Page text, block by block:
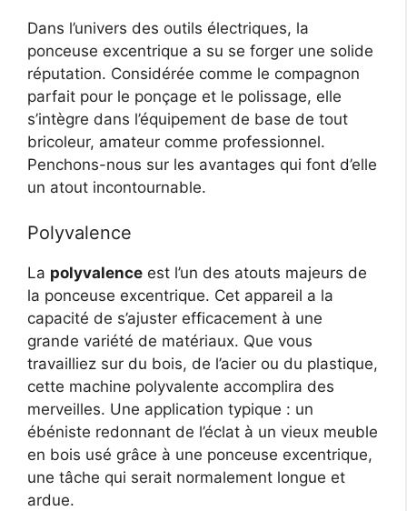
Dans l’univers des outils électriques, la
ponceuse excentrique a su se forger une solide
réputation. Considérée comme le compagnon
parfait pour le ponçage et le polissage, elle
s’intègre dans l’équipement de base de tout
bricoleur, amateur comme professionnel.
Penchons-nous sur les avantages qui font d’elle
un atout incontournable.
Polyvalence
La polyvalence est l’un des atouts majeurs de
la ponceuse excentrique. Cet appareil a la
capacité de s’ajuster efficacement à une
grande variété de matériaux. Que vous
travailliez sur du bois, de l’acier ou du plastique,
cette machine polyvalente accomplira des
merveilles. Une application typique : un
ébéniste redonnant de l’éclat à un vieux meuble
en bois usé grâce à une ponceuse excentrique,
une tâche qui serait normalement longue et
ardue.